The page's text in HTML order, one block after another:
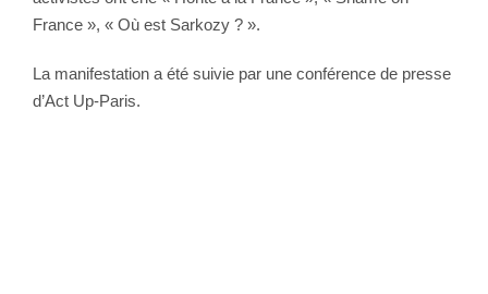
France », « Où est Sarkozy ? ».
La manifestation a été suivie par une conférence de presse
d’Act Up-Paris.